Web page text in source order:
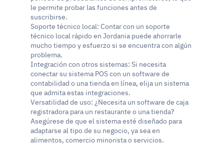
le permite probar las funciones antes de
suscribirse.
Soporte técnico local: Contar con un soporte
técnico local rápido en Jordania puede ahorrarle
mucho tiempo y esfuerzo si se encuentra con algún
problema.
Integración con otros sistemas: Si necesita
conectar su sistema POS con un software de
contabilidad o una tienda en línea, elija un sistema
que admita estas integraciones.
Versatilidad de uso: ¿Necesita un software de caja
registradora para un restaurante o una tienda?
Asegúrese de que el sistema esté diseñado para
adaptarse al tipo de su negocio, ya sea en
alimentos, comercio minorista o servicios.